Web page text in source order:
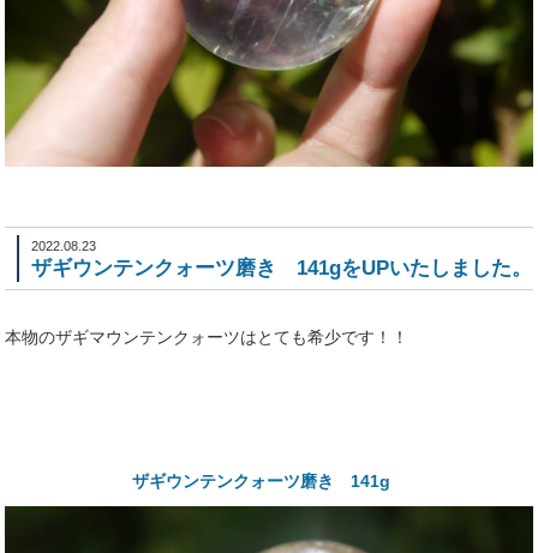
2022.08.23
ザギウンテンクォーツ磨き 141gをUPいたしました。
本物のザギマウンテンクォーツはとても希少です！！
ザギウンテンクォーツ磨き 141g